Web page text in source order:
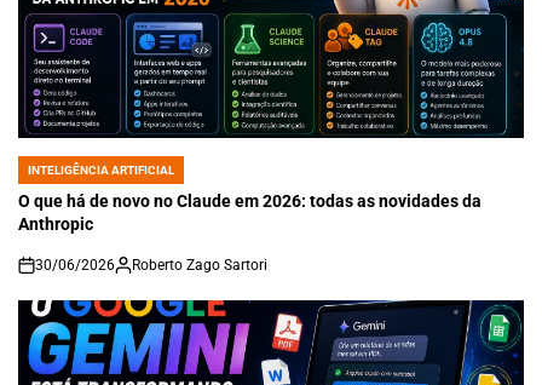
POSTED
IN
INTELIGÊNCIA ARTIFICIAL
O que há de novo no Claude em 2026: todas as novidades da
Anthropic
on
30/06/2026 Roberto Zago Sartori